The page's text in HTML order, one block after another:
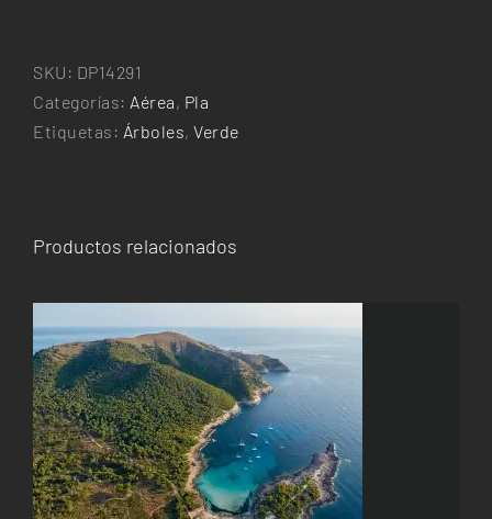
SKU: DP14291
Categorías: Aérea, Pla
Etiquetas: Árboles, Verde
Productos relacionados
SELECCIONAR OPCIONES ESTE
PRODUCTO
TIENE
MÚLTIPLES
VARIANTES.
/ DETALLES